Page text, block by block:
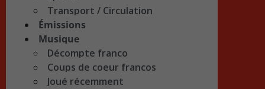
Transport / Circulation
Émissions
Musique
Décompte franco
Coups de coeur francos
Joué récemment